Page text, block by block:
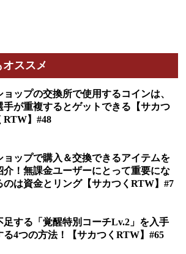
ススメ
ョップの交換所で使用するコインは、
手が重複するとゲットできる【サカつ
RTW】#48
ョップで購入＆交換できるアイテムを
介！無課金ユーザーにとって重要にな
のは資金とリング【サカつくRTW】#7
足する「覚醒特別コーチLv.2」を入手
る4つの方法！【サカつくRTW】#65